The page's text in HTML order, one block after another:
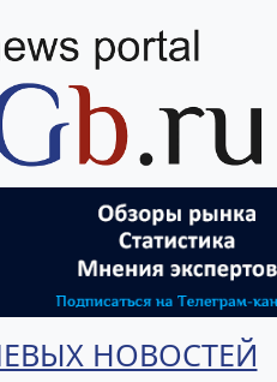
НОВОСТЕЙ